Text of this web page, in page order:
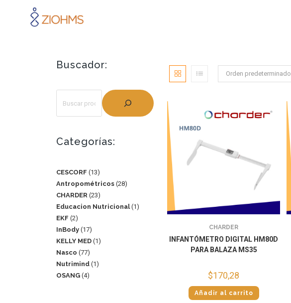
Buscador:
Categorías:
CESCORF 13
Antropométricos 28
CHARDER 23
Educacion Nutricional 1
EKF 2
InBody 17
KELLY MED 1
Nasco 77
Nutrimind 1
OSANG 4
Orden predeterminado
CHARDER
INFANTÓMETRO DIGITAL HM80D
PARA BALAZA MS35
$170,28
Añadir al carrito